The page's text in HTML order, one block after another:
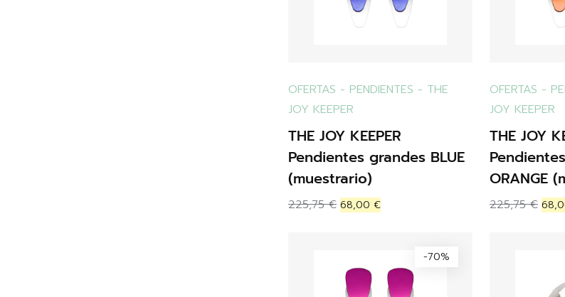
OFERTAS - PENDIENTES - THE
JOY KEEPER
THE JOY KEEPER
Pendientes grandes BLUE
(muestrario)
225,75€ 68,00 €
OFERTAS -
JOY KEEPER
THE JOY
ORANGE
225,75€
-70%